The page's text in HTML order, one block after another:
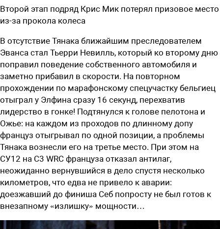
Второй этап подряд Крис Мик потерял призовое место
из-за прокола колеса
В отсутствие Тянака ближайшим преследователем
Эванса стал Тьерри Невилль, который ко второму дню
поправил поведение собственного автомобиля и
заметно прибавил в скорости. На повторном
прохождении по марафонскому спецучастку бельгиец
отыграл у Элфина сразу 16 секунд, перехватив
лидерство в гонке! Подтянулся к голове пелотона и
Ожье: на каждом из проходов по длинному допу
француз отыгрывал по одной позиции, а проблемы
Тянака вознесли его на третье место. При этом на
СУ12 на C3 WRC француза отказал антилаг,
неожиданно вернувшийся в дело спустя несколько
километров, что едва не привело к аварии:
доезжавший до финиша Себ попросту не был готов к
внезапному «излишку» мощности…